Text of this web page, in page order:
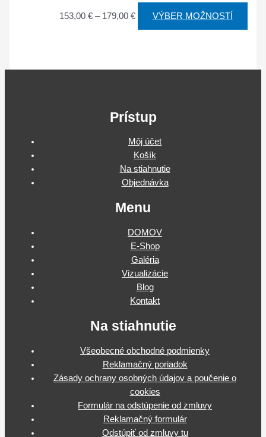
153,00 € – 179,00 € VÝBER MOŽNOSTÍ
Prístup
Môj účet
Košík
Na stiahnutie
Objednávka
Menu
DOMOV
E-Shop
Galéria
Vizualizácie
Blog
Kontakt
Na stiahnutie
Všeobecné obchodné podmienky
Reklamačný poriadok
Zásady ochrany osobných údajov a poučenie o
cookies
Formulár na odstúpenie od zmluvy
Reklamačný formulár
Odstúpiť od zmluvy tu